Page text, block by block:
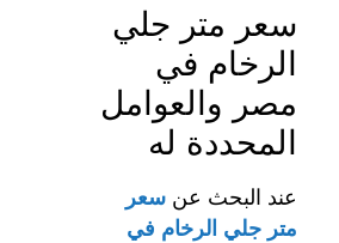
سعر متر جلي
الرخام في
مصر والعوامل
المحددة له
عند البحث عن سعر
متر جلي الرخام في